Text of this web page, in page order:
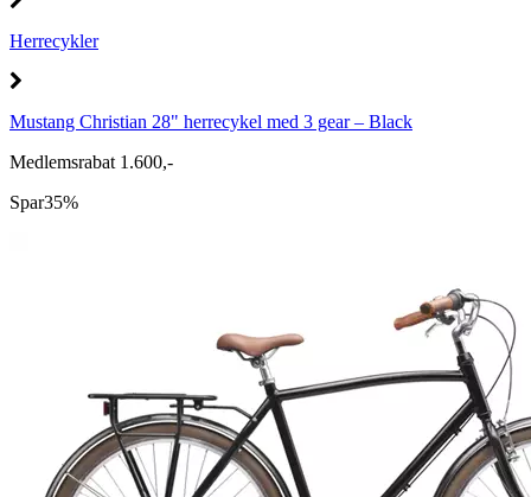
Herrecykler
Mustang Christian 28" herrecykel med 3 gear – Black
Medlemsrabat 1.600,-
Spar35%